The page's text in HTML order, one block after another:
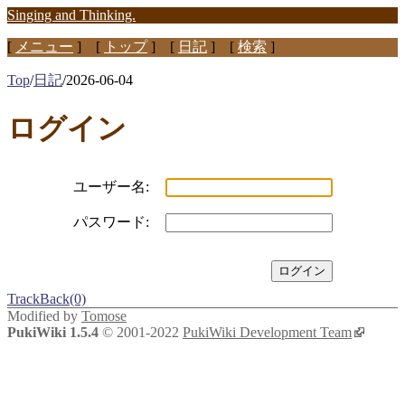
Singing and Thinking.
[ メニュー ] [ トップ] [ 日記 ] [ 検索 ]
Top/日記/2026-06-04
ログイン
ユーザー名:
パスワード:
TrackBack(0)
Modified by Tomose
PukiWiki 1.5.4 © 2001-2022 PukiWiki Development Team